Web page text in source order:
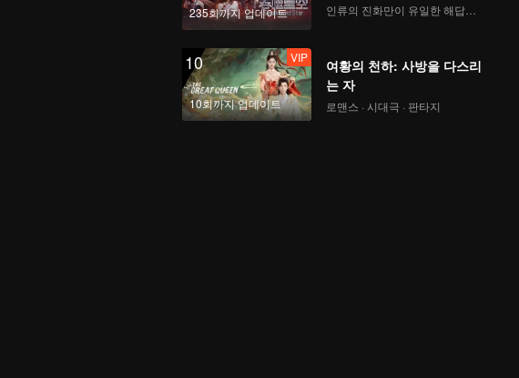
235회까지 업데이트 인류의 진화만이 유일한 해답이다
10
10회까지 업데이트
VIP
여황의 천하: 사방을 다스리
는 자
로맨스 · 시대극 · 판타지